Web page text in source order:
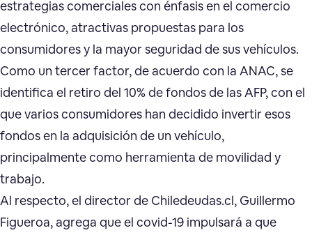
estrategias comerciales con énfasis en el comercio
electrónico, atractivas propuestas para los
consumidores y la mayor seguridad de sus vehículos.
Como un tercer factor, de acuerdo con la ANAC, se
identifica el retiro del 10% de fondos de las AFP, con el
que varios consumidores han decidido invertir esos
fondos en la adquisición de un vehículo,
principalmente como herramienta de movilidad y
trabajo.
Al respecto, el director de Chiledeudas.cl, Guillermo
Figueroa, agrega que el covid-19 impulsará a que